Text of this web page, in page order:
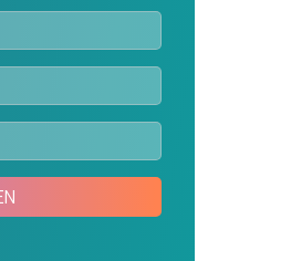
stimmen Sie der